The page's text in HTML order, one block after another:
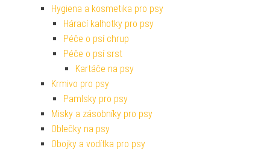
Hygiena a kosmetika pro psy
Hárací kalhotky pro psy
Péče o psí chrup
Péče o psí srst
Kartáče na psy
Krmivo pro psy
Pamlsky pro psy
Misky a zásobníky pro psy
Oblečky na psy
Obojky a vodítka pro psy